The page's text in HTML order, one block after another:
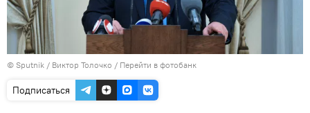
© Sputnik / Виктор Толочко / Перейти в фотобанк
Подписаться